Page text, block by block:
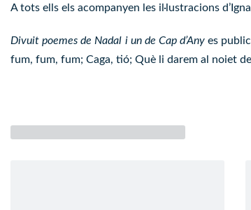
A tots ells els acompanyen les il·lustracions
Divuit poemes de Nadal i un de Cap d’Any es
fum, fum, fum; Caga, tió; Què li darem al noiet